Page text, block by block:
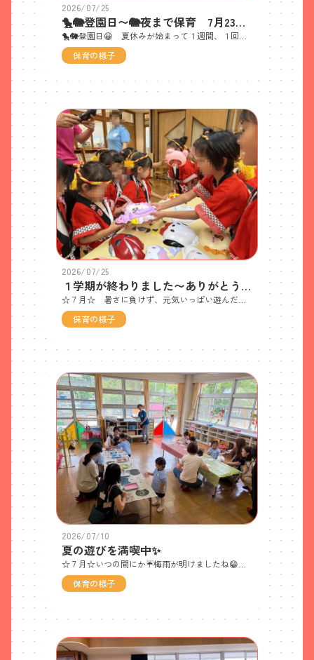
2026/07/25
🐤🐘登園日〜🐘夜まで保育 7月23日（木）
保育の様子
2026/07/25
１学期が終わりました〜ありがとうございました〜
保育の様子
2026/07/10
夏の遊びを満喫中✨
保育の様子